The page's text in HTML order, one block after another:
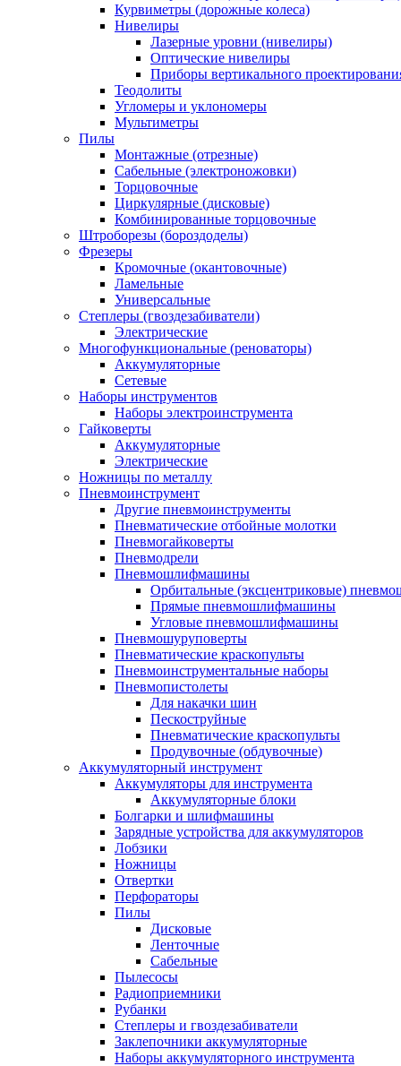
Курвиметры (дорожные колеса)
Нивелиры
Лазерные уровни (нивелиры)
Оптические нивелиры
Приборы вертикального
Теодолиты
Угломеры и уклономеры
Мультиметры
Пилы
Монтажные (отрезные)
Сабельные (электроножовки)
Торцовочные
Циркулярные (дисковые)
Комбинированные торцовочные
Штроборезы (бороздоделы)
Фрезеры
Кромочные (окантовочные)
Ламельные
Универсальные
Степлеры (гвоздезабиватели)
Электрические
Многофункциональные (реноваторы)
Аккумуляторные
Сетевые
Наборы инструментов
Наборы электроинструмента
Гайковерты
Аккумуляторные
Электрические
Ножницы по металлу
Пневмоинструмент
Другие пневмоинструменты
Пневматические отбойные молотки
Пневмогайковерты
Пневмодрели
Пневмошлифмашины
Орбитальные (эксцентриковые)
Прямые пневмошлифмашины
Угловые пневмошлифмашины
Пневмошуруповерты
Пневматические краскопульты
Пневмоинструментальные наборы
Пневмопистолеты
Для накачки шин
Пескоструйные
Пневматические краскопульты
Продувочные (обдувочные)
Аккумуляторный инструмент
Аккумуляторы для инструмента
Аккумуляторные блоки
Болгарки и шлифмашины
Зарядные устройства для аккумуляторов
Лобзики
Ножницы
Отвертки
Перфораторы
Пилы
Дисковые
Ленточные
Сабельные
Пылесосы
Радиоприемники
Рубанки
Степлеры и гвоздезабиватели
Заклепочники аккумуляторные
Наборы аккумуляторного инструмента